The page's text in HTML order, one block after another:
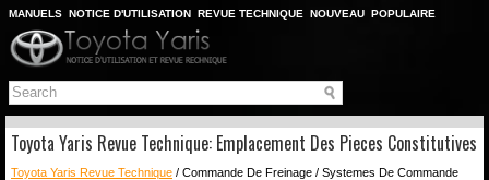
MANUELS NOTICE D'UTILISATION REVUE TECHNIQUE NOUVEAU POPULAIRE
PLAN DU SITE
CHERCHER
Toyota Yaris Revue Technique: Emplacement Des Pieces Constitutives
Toyota Yaris Revue Technique / Commande De Freinage / Systemes De Commande